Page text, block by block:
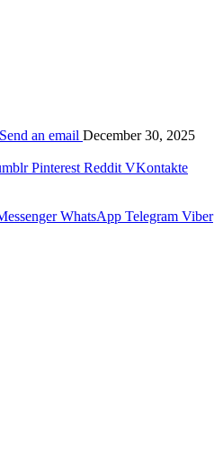
Send an email December 30, 2025
Pinterest Reddit VKontakte
WhatsApp Telegram Viber